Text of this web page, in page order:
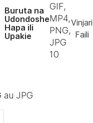
Buruta na
Udondoshe
Hapa ili
Upakie
GIF,
MP4,
PNG,
JPG
10
Vinjari
Faili
au JPG